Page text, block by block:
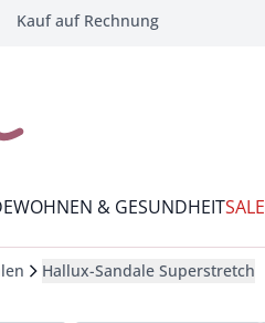
Kauf auf Rechnung
Taste
WOHNEN & GESUNDHEITSALE
Hallux-Sandale Superstretch